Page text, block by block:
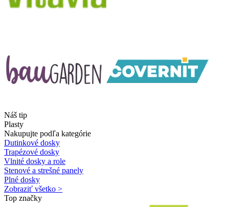
Náš tip
Plasty
Nakupujte podľa kategórie
Dutinkové dosky
Trapézové dosky
Vlnité dosky a role
Stenové a strešné panely
Plné dosky
Zobraziť všetko >
Top značky